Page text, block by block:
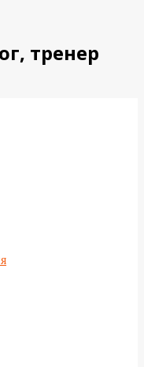
тренер